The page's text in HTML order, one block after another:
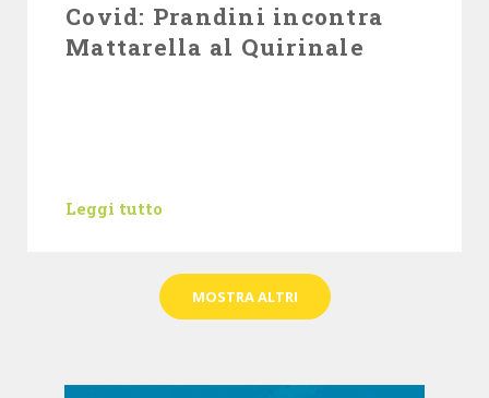
Covid: Prandini incontra
Mattarella al Quirinale
Leggi tutto
MOSTRA ALTRI